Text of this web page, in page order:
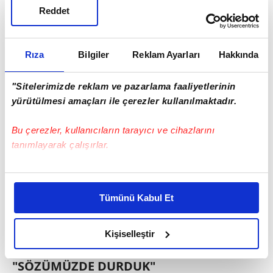
Rıza Bilgiler Reklam Ayarları Hakkında
"Sitelerimizde reklam ve pazarlama faaliyetlerinin
yürütülmesi amaçları ile çerezler kullanılmaktadır.
Bu çerezler, kullanıcıların tarayıcı ve cihazlarını
tanımlayarak çalışırlar.
Bu çerezlere izin vermeniz halinde sizlere özel
daha iyi reklam deneyimi yaşatabiliriz. Bunu yaparken
amacımızın size daha iyi bir reklam deneyimi sunmak
olduğunu ve sizlere en iyi içerikleri sunabilmek adına
elimizden gelen çabayı gösterdiğimizi ve bu noktada,
reklamların maliyetlerimizi karşılamak noktasında tek gelir
Tümünü Kabul Et
Kişiselleştir
Reddet
"SÖZÜMÜZDE DURDUK"